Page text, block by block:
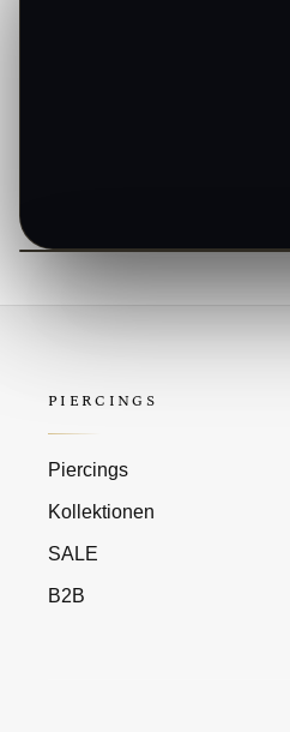
PIERCINGS
Piercings
Kollektionen
SALE
B2B